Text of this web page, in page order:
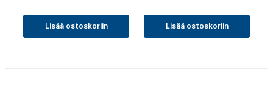
Lisää ostoskoriin Lisää ostoskoriin